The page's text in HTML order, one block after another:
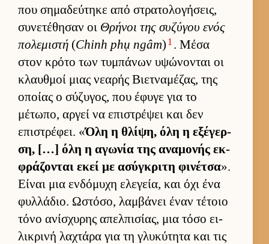
που σημαδεύ­τηκε από στρατολογήσεις,
συνετέθησαν οι Θρήνοι της συζύγου ενός
πολεμιστή (Chinh phụ ngâm) 1 . Μέσα
στον κρότο των τυμπάνων υψώνονται οι
κλαυθ­μοί μιας νεαρής Βιετ­ναμέζας, της
οποίας ο σύζυγος, που έφυγε για το
μέτωπο, αρ­γεί να επιστρέψει και δεν
επιστρέφει. «Όλη η θλίψη, όλη η εξέγερ­
ση, […] όλη η αγωνία της αναμονής εκ­
φράζονται εκεί με ασύγκριτη φινέτσα».
Εί­ναι μια εν­δόμυχη ελεγεία, και όχι ένα
φυλ­λάδιο. Ωστόσο, λαμ­βάνει έναν τέτοιο
τόνο ανίσχυρης απελ­πισίας, μια τόσο ει­
λικρινή λαχτάρα για τη γλυκύτητα και τις